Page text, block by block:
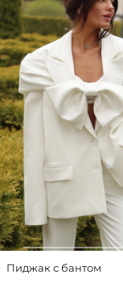
Пиджак с бантом